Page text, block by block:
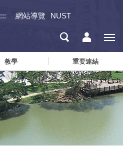
::: 網站導覽 NUST
教學 重要連結